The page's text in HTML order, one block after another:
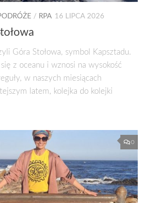
/ RPA 16 LIPCA 2026
Góra Stołowa, symbol Kapsztadu.
z oceanu i wznosi na wysokość
w naszych miesiącach
latem, kolejka do kolejki
0